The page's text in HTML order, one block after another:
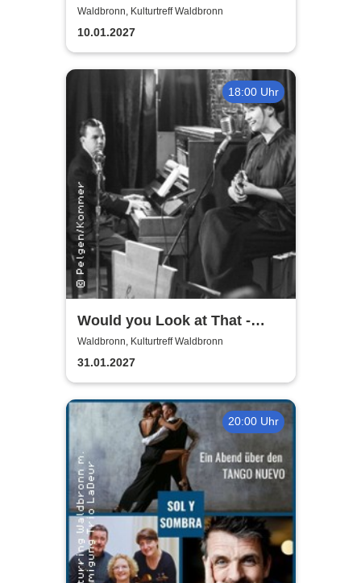
Hautsch
Waldbronn, Kulturtreff Waldbronn
10.01.2027
18:00 Uhr
Would you Look at That -
Charlotte Pelgen und Sascha
Kommer
Waldbronn, Kulturtreff Waldbronn
31.01.2027
20:00 Uhr